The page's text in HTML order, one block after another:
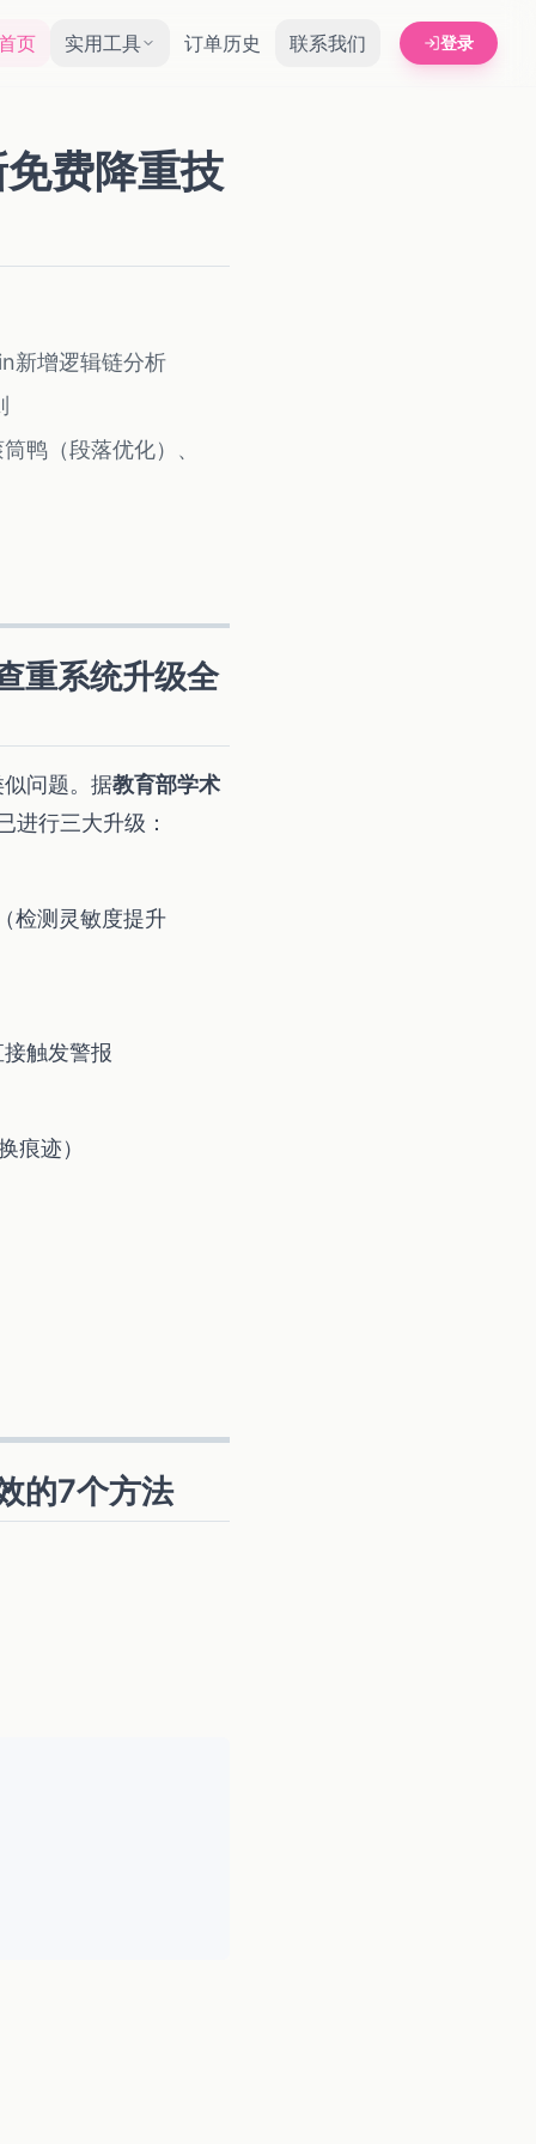
页 实用工具 订单历史 联系我们 登录
费降重技
新增逻辑链分析
鸭（段落优化）、
重系统升级全
问题。据教育部学术
进行三大升级：
检测灵敏度提升
触发警报
痕迹）
的7个方法